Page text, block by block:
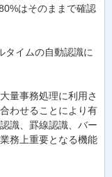
はそのままで確認
タイムの自動認識に
量事務処理に利用さ
わせることにより有
識、罫線認識、バー
務上重要となる機能